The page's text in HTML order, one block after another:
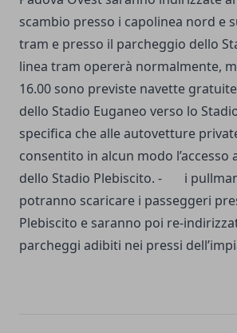
scambio presso i capolinea nord e
tram e presso il parcheggio dello
linea tram opererà normalmente,
16.00 sono previste navette
dello Stadio Euganeo verso lo
specifica che alle autovetture
consentito in alcun modo l’accesso
dello Stadio Plebiscito. - i pullman
potranno scaricare i passeggeri
Plebiscito e saranno poi re-
parcheggi adibiti nei pressi